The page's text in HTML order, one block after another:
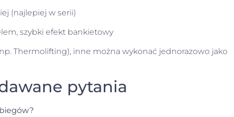
(najlepiej w serii)
szybki efekt bankietowy
Thermolifting), inne można wykonać jednorazowo jako
pytania